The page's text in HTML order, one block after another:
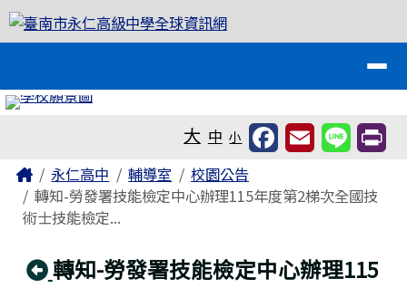
跳至主內容區
臺南市永仁高級中學全球資訊網
大 中 小
主內容區域
Home永仁高中 輔導室
校園公告
轉知-勞發署技能檢定中心辦理115年度第2梯次全國技
術士技能檢定...
回上頁
轉知-勞發署技能檢定中心辦理115
頁尾區域